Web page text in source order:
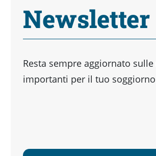
Newsletter
Resta sempre aggiornato
importanti per il tuo soggiorno